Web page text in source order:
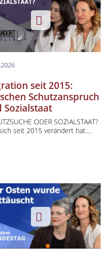
der Zeit
- Naturmedizin
im Gespräch
Berlin
für Deutschland
aktuell (Kurzbeiträge)
Buchtipp
& Gesundheit
Des Tages
seit 2015:
Schutzanspruch
Sozialstaat
ODER SOZIALSTAAT?
seit 2015 verändert hat....